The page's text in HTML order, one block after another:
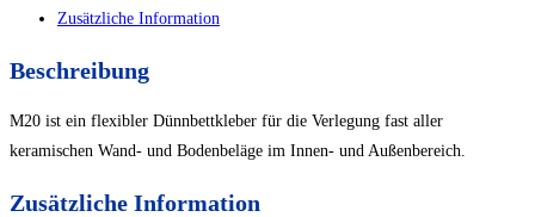
Zusätzliche Information
Beschreibung
M20 ist ein flexibler Dünnbettkleber für die Verlegung fast aller
keramischen Wand- und Bodenbeläge im Innen- und Außenbereich.
Zusätzliche Information